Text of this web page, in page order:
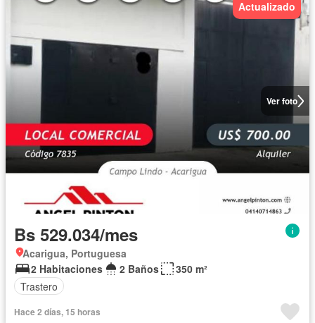
Ver foto
Actualizado
Bs 529.034/mes
Acarigua, Portuguesa
2 Habitaciones
2 Baños
350 m²
Trastero
Hace 2 días, 15 horas